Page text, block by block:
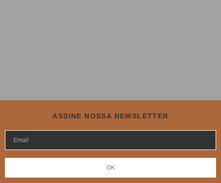
ASSINE NOSSA NEWSLETTER
OK